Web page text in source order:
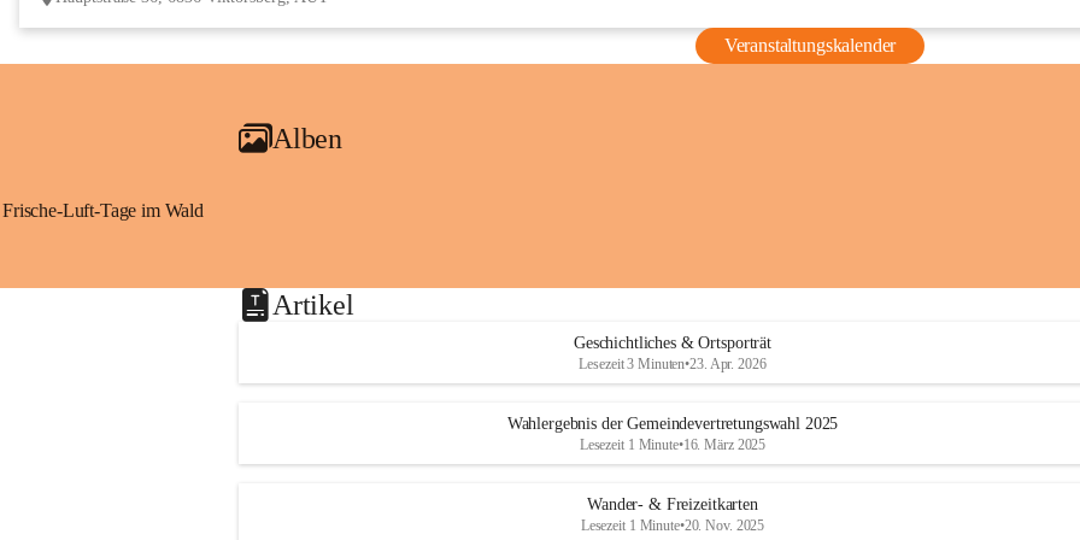
Veranstaltungskalender
Alben
Frische-Luft-Tage im Wald
Artikel
Geschichtliches & Ortsporträt
Lesezeit 3 Minuten•23. Apr. 2026
Wahlergebnis der Gemeindevertretungswahl 2025
Lesezeit 1 Minute•16. März 2025
Wander- & Freizeitkarten
Lesezeit 1 Minute•20. Nov. 2025